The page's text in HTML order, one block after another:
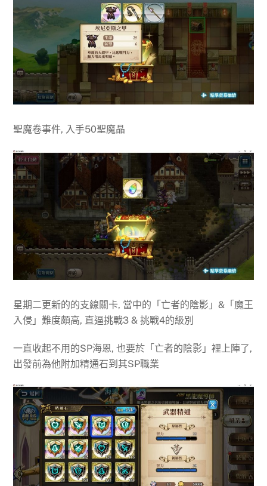
聖魔卷事件, 入手50聖魔晶
星期二更新的的支線關卡, 當中的「亡者的陰影」&「魔王
入侵」難度頗高, 直逼挑戰3 & 挑戰4的級別
一直收起不用的SP海恩, 也要於「亡者的陰影」裡上陣了,
出發前為他附加精通石到其SP職業